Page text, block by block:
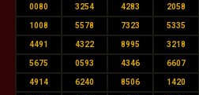
0080 3254 4283 2058
1008 5578 7323 5335
4491 4322 8995 3218
5675 0593 4346 6607
4914 6240 8506 1420